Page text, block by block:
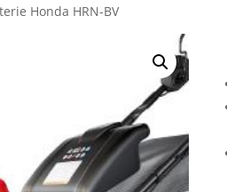
Honda HRN-BV